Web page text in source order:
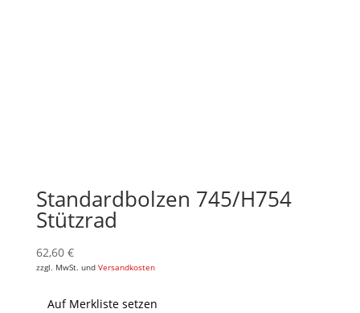
Standardbolzen 745/H754
Stützrad
62,60 €
zzgl. MwSt. und Versandkosten
Auf Merkliste setzen